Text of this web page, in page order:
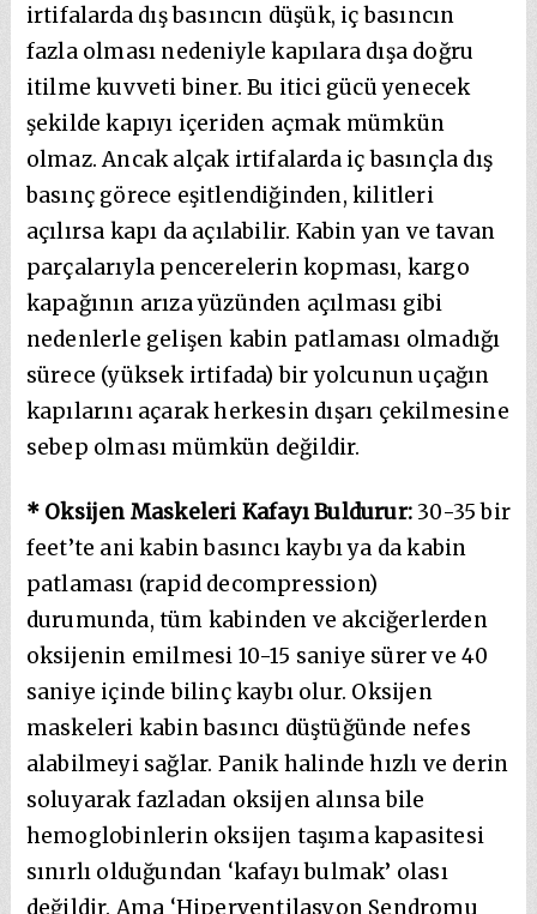
irtifalarda dış basıncın düşük, iç basıncın
fazla olması nedeniyle kapılara dışa doğru
itilme kuvveti biner. Bu itici gücü yenecek
şekilde kapıyı içeriden açmak mümkün
olmaz. Ancak alçak irtifalarda iç basınçla dış
basınç görece eşitlendiğinden, kilitleri
açılırsa kapı da açılabilir. Kabin yan ve tavan
parçalarıyla pencerelerin kopması, kargo
kapağının arıza yüzünden açılması gibi
nedenlerle gelişen kabin patlaması olmadığı
sürece (yüksek irtifada) bir yolcunun uçağın
kapılarını açarak herkesin dışarı çekilmesine
sebep olması mümkün değildir.
* Oksijen Maskeleri Kafayı Buldurur:30-35 bir
feet’te ani kabin basıncı kaybı ya da kabin
patlaması (rapid decompression)
durumunda, tüm kabinden ve akciğerlerden
oksijenin emilmesi 10-15 saniye sürer ve 40
saniye içinde bilinç kaybı olur. Oksijen
maskeleri kabin basıncı düştüğünde nefes
alabilmeyi sağlar. Panik halinde hızlı ve derin
soluyarak fazladan oksijen alınsa bile
hemoglobinlerin oksijen taşıma kapasitesi
sınırlı olduğundan ‘kafayı bulmak’ olası
değildir. Ama ‘Hiperventilasyon Sendromu